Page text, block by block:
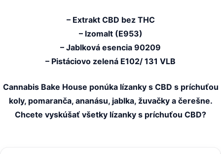
– Extrakt CBD bez THC
– Izomalt (E953)
– Jablková esencia 90209
– Pistáciovo zelená E102/ 131 VLB
Cannabis Bake House ponúka lízanky s CBD s príchuťou
koly, pomaranča, ananásu, jablka, žuvačky a čerešne.
Chcete vyskúšať všetky lízanky s príchuťou CBD?